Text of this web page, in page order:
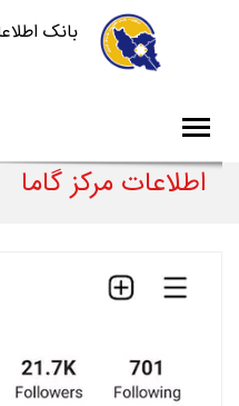
بانک
اطلاعات مرکز گاما